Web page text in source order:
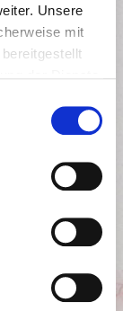
Unsere
mit